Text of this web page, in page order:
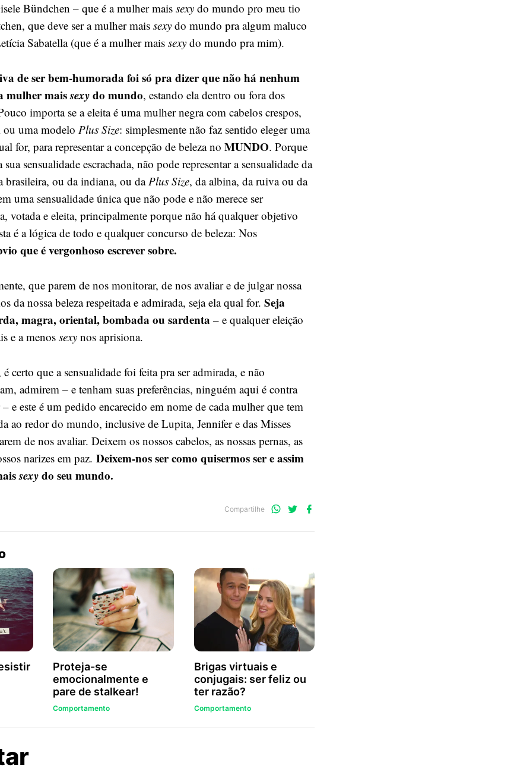
Bündchen – que é a mulher maissexy do mundo pro meu tio
que deve ser a mulher maissexy do mundo pra algum maluco
Sabatella (que é a mulher maissexy do mundo pra mim).
de ser bem-humorada foi só pra dizer que não há nenhum
mulher maissexydo mundo, estando ela dentro ou fora dos
importa se a eleita é uma mulher negra com cabelos crespos,
ou uma modeloPlus Size: simplesmente não faz sentido eleger uma
for, para representar a concepção de beleza noMUNDO. Porque
sensualidade escrachada, não pode representar a sensualidade da
brasileira, ou da indiana, ou daPlus Size, da albina, da ruiva ou da
uma sensualidade única que não pode e não merece ser
votada e eleita, principalmente porque não há qualquer objetivo
é a lógica de todo e qualquer concurso de beleza: Nos
que é vergonhoso escrever sobre.
que parem de nos monitorar, de nos avaliar e de julgar nossa
da nossa beleza respeitada e admirada, seja ela qual for.Seja
magra, oriental, bombada ou sardenta – e qualquer eleição
e a menossexy nos aprisiona.
certo que a sensualidade foi feita pra ser admirada, e não
admirem – e tenham suas preferências, ninguém aqui é contra
e este é um pedido encarecido em nome de cada mulher que tem
ao redor do mundo, inclusive de Lupita, Jennifer e das Misses
de nos avaliar. Deixem os nossos cabelos, as nossas pernas, as
narizes em paz.Deixem-nos ser como quisermos ser e assim
sexydo seu mundo.
Compartilhe
Compartilhe
Compartilhe
Proteja-se
emocionalmente e
pare de stalkear!
Comportamento
Brigas virtuais e
conjugais: ser feliz ou
ter razão?
Comportamento
sobre